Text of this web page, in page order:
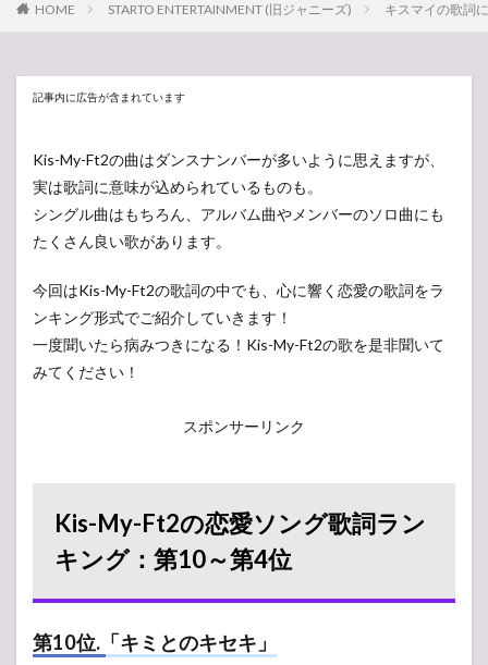
HOME STARTO ENTERTAINMENT (旧ジャニーズ) キスマイの歌詞
記事内に広告が含まれています
Kis-My-Ft2の曲はダンスナンバーが多いように思えますが、
実は歌詞に意味が込められているものも。
シングル曲はもちろん、アルバム曲やメンバーのソロ曲にも
たくさん良い歌があります。
今回はKis-My-Ft2の歌詞の中でも、心に響く恋愛の歌詞をラ
ンキング形式でご紹介していきます！
一度聞いたら病みつきになる！Kis-My-Ft2の歌を是非聞いて
みてください！
スポンサーリンク
Kis-My-Ft2の恋愛ソング歌詞ラン
キング：第10～第4位
第10位.「キミとのキセキ」